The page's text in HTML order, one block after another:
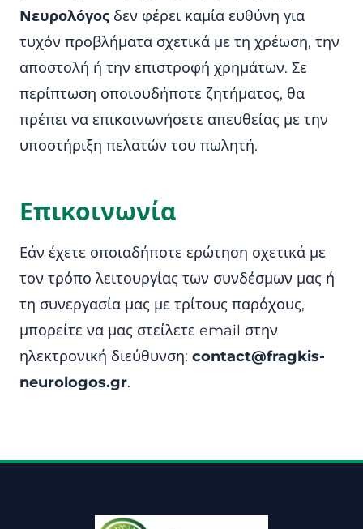
Νευρολόγος δεν φέρει καμία ευθύνη για
τυχόν προβλήματα σχετικά με τη χρέωση, την
αποστολή ή την επιστροφή χρημάτων. Σε
περίπτωση οποιουδήποτε ζητήματος, θα
πρέπει να επικοινωνήσετε απευθείας με την
υποστήριξη πελατών του πωλητή.
Επικοινωνία
Εάν έχετε οποιαδήποτε ερώτηση σχετικά με
τον τρόπο λειτουργίας των συνδέσμων μας ή
τη συνεργασία μας με τρίτους παρόχους,
μπορείτε να μας στείλετε email στην
ηλεκτρονική διεύθυνση: contact@fragkis-
neurologos.gr.